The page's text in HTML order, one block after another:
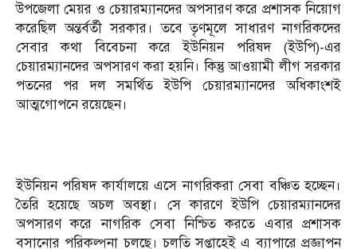
উপজেলা মেয়র ও চেয়ারম্যানদের অপসারণ করে প্রশাসক নিয়োগ
করেছিল অন্তর্বর্তী সরকার। তবে তৃণমূলে সাধারণ নাগরিকদের
সেবার কথা বিবেচনা করে ইউনিয়ন পরিষদ (ইউপি)-এর
চেয়ারম্যানদের অপসারণ করা হয়নি। কিন্তু আওয়ামী লীগ সরকার
পতনের পর দল সমর্থিত ইউপি চেয়ারম্যানদের অধিকাংশই
আত্মগোপনে রয়েছেন।
ইউনিয়ন পরিষদ কার্যালয়ে এসে নাগরিকরা সেবা বঞ্চিত হচ্ছেন।
তৈরি হয়েছে অচল অবস্থা। সে কারণে ইউপি চেয়ারম্যানদের
অপসারণ করে নাগরিক সেবা নিশ্চিত করতে এবার প্রশাসক
বসানোর পরিকল্পনা চলছে। চলতি সপ্তাহেই এ ব্যাপারে প্রজ্ঞাপন